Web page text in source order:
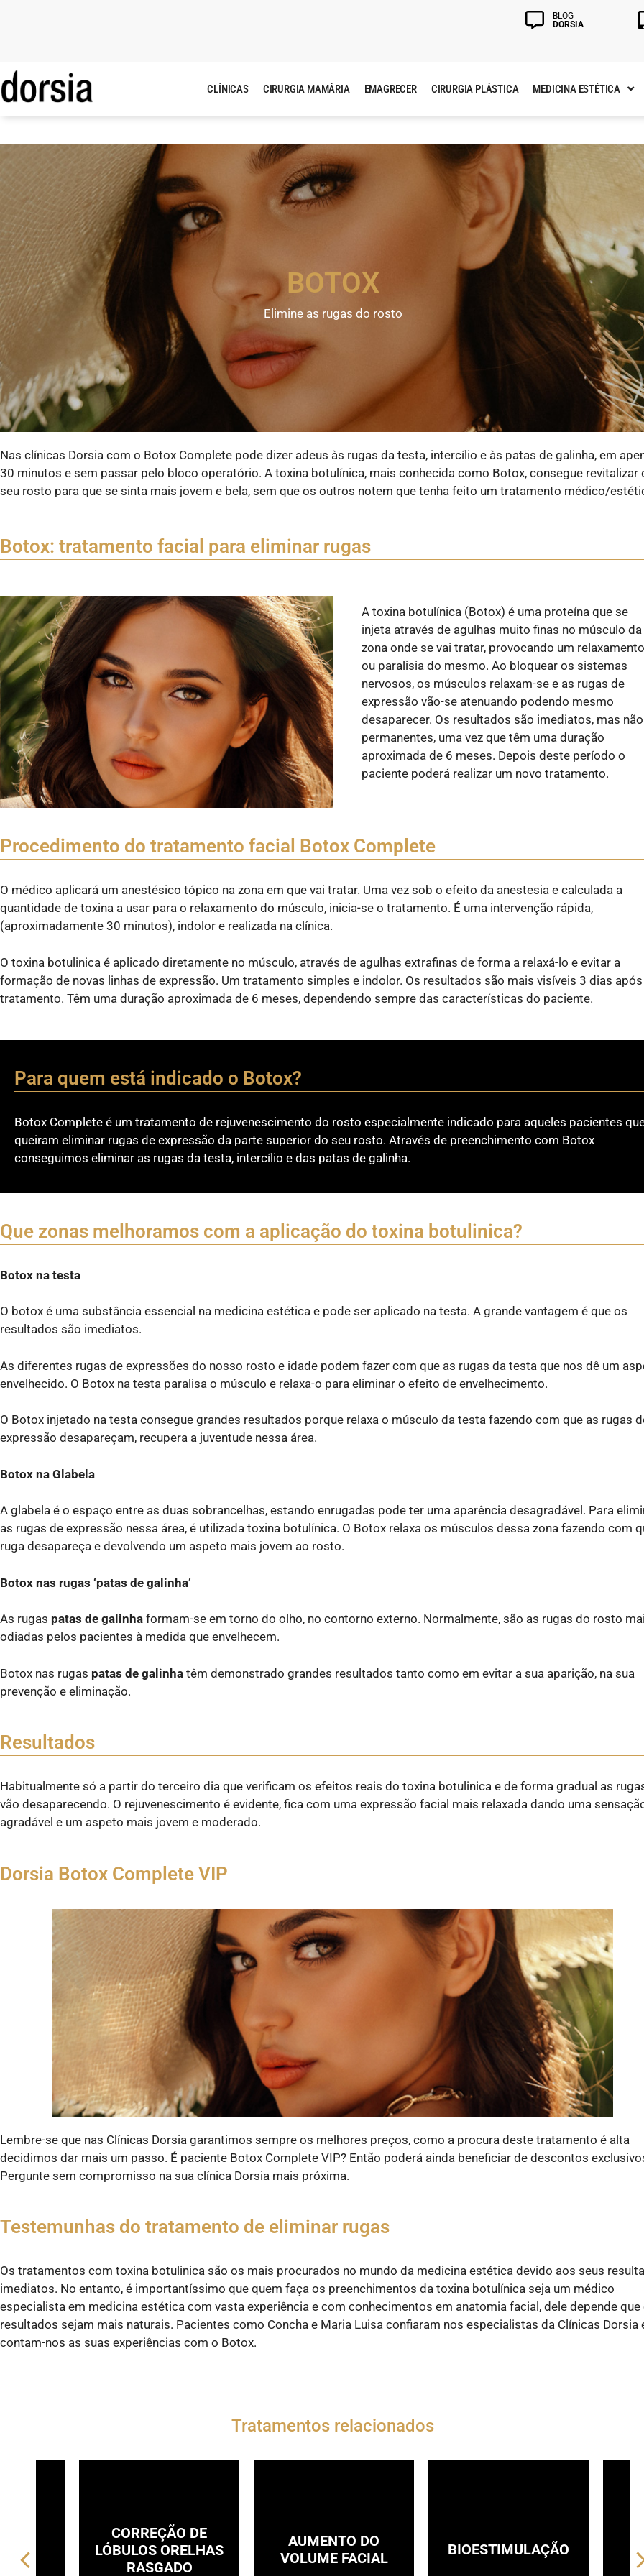
BLOG
DORSIA
CLÍNICAS CIRURGIA MAMÁRIA EMAGRECER CIRURGIA PLÁSTICA MEDICINA ESTÉTICA
BOTOX
Elimine as rugas do rosto
Nas clínicas Dorsia com o Botox Complete pode dizer adeus às rugas da testa, intercílio e às patas de galinha, em
30 minutos e sem passar pelo bloco operatório. A toxina botulínica, mais conhecida como Botox, consegue revitalizar
seu rosto para que se sinta mais jovem e bela, sem que os outros notem que tenha feito um tratamento médico/
Botox: tratamento facial para eliminar rugas
A toxina botulínica (Botox) é uma proteína que se
injeta através de agulhas muito finas no músculo da
zona onde se vai tratar, provocando um
ou paralisia do mesmo. Ao bloquear os sistemas
nervosos, os músculos relaxam-se e as rugas de
expressão vão-se atenuando podendo mesmo
desaparecer. Os resultados são imediatos, mas não
permanentes, uma vez que têm uma duração
aproximada de 6 meses. Depois deste período o
paciente poderá realizar um novo tratamento.
Procedimento do tratamento facial Botox Complete
O médico aplicará um anestésico tópico na zona em que vai tratar. Uma vez sob o efeito da anestesia e calculada a
quantidade de toxina a usar para o relaxamento do músculo, inicia-se o tratamento. É uma intervenção rápida,
(aproximadamente 30 minutos), indolor e realizada na clínica.
O toxina botulinica é aplicado diretamente no músculo, através de agulhas extrafinas de forma a relaxá-lo e evitar a
formação de novas linhas de expressão. Um tratamento simples e indolor. Os resultados são mais visíveis 3 dias
tratamento. Têm uma duração aproximada de 6 meses, dependendo sempre das características do paciente.
Para quem está indicado o Botox?
Botox Complete é um tratamento de rejuvenescimento do rosto especialmente indicado para aqueles pacientes
queiram eliminar rugas de expressão da parte superior do seu rosto. Através de preenchimento com Botox
conseguimos eliminar as rugas da testa, intercílio e das patas de galinha.
Que zonas melhoramos com a aplicação do toxina botulinica?
Botox na testa
O botox é uma substância essencial na medicina estética e pode ser aplicado na testa. A grande vantagem é que os
resultados são imediatos.
As diferentes rugas de expressões do nosso rosto e idade podem fazer com que as rugas da testa que nos dê um
envelhecido. O Botox na testa paralisa o músculo e relaxa-o para eliminar o efeito de envelhecimento.
O Botox injetado na testa consegue grandes resultados porque relaxa o músculo da testa fazendo com que as rugas
expressão desapareçam, recupera a juventude nessa área.
Botox na Glabela
A glabela é o espaço entre as duas sobrancelhas, estando enrugadas pode ter uma aparência desagradável. Para
as rugas de expressão nessa área, é utilizada toxina botulínica. O Botox relaxa os músculos dessa zona fazendo com
ruga desapareça e devolvendo um aspeto mais jovem ao rosto.
Botox nas rugas ‘patas de galinha’
As rugas patas de galinha formam-se em torno do olho, no contorno externo. Normalmente, são as rugas do rosto
odiadas pelos pacientes à medida que envelhecem.
Botox nas rugas patas de galinha têm demonstrado grandes resultados tanto como em evitar a sua aparição, na sua
prevenção e eliminação.
Resultados
Habitualmente só a partir do terceiro dia que verificam os efeitos reais do toxina botulinica e de forma gradual as
vão desaparecendo. O rejuvenescimento é evidente, fica com uma expressão facial mais relaxada dando uma
agradável e um aspeto mais jovem e moderado.
Dorsia Botox Complete VIP
Lembre-se que nas Clínicas Dorsia garantimos sempre os melhores preços, como a procura deste tratamento é alta
decidimos dar mais um passo. É paciente Botox Complete VIP? Então poderá ainda beneficiar de descontos
Pergunte sem compromisso na sua clínica Dorsia mais próxima.
Testemunhas do tratamento de eliminar rugas
Os tratamentos com toxina botulinica são os mais procurados no mundo da medicina estética devido aos seus
imediatos. No entanto, é importantíssimo que quem faça os preenchimentos da toxina botulínica seja um médico
especialista em medicina estética com vasta experiência e com conhecimentos em anatomia facial, dele depende que
resultados sejam mais naturais. Pacientes como Concha e Maria Luisa confiaram nos especialistas da Clínicas Dorsia
contam-nos as suas experiências com o Botox.
Tratamentos relacionados
CORREÇÃO DE
LÓBULOS ORELHAS
RASGADO
AUMENTO DO
VOLUME FACIAL
BIOESTIMULAÇÃO